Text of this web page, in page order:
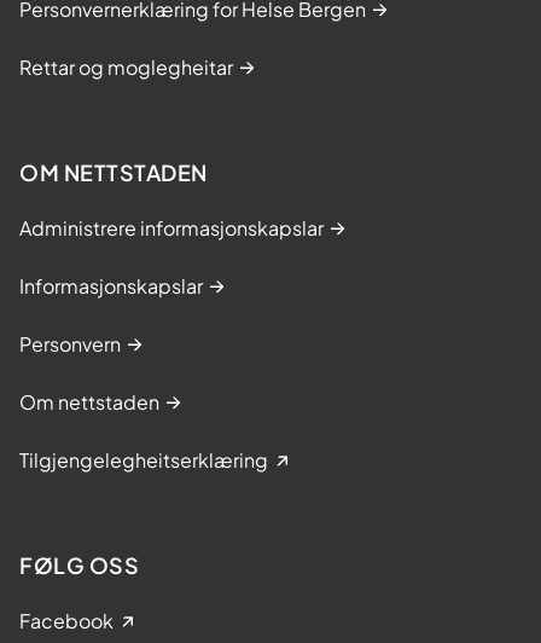
Personvernerklæring for Helse Bergen
Rettar og moglegheitar
OM NETTSTADEN
Administrere informasjonskapslar
Informasjonskapslar
Personvern
Om nettstaden
Tilgjengelegheitserklæring
FØLG OSS
Facebook